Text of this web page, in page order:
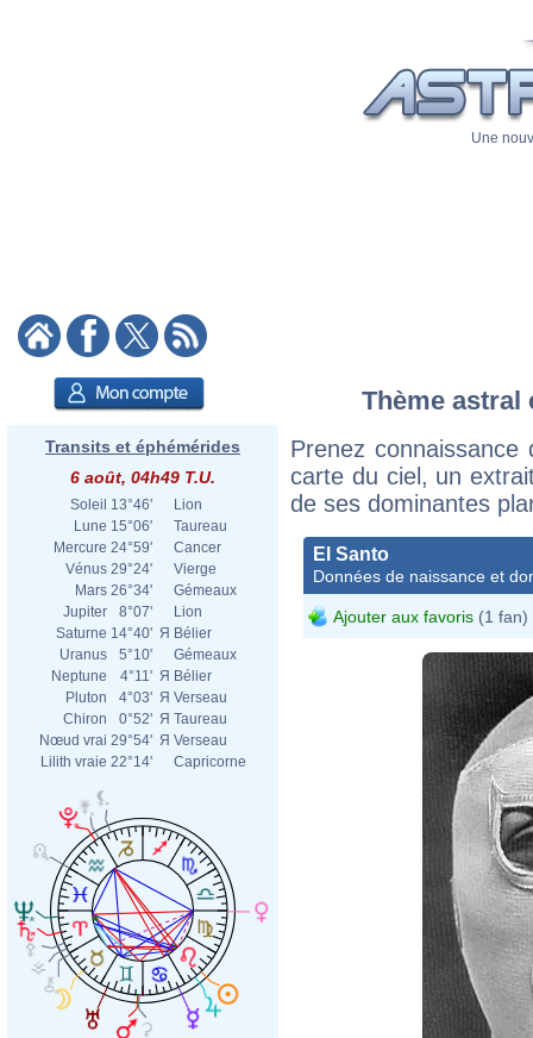
Une
Transits et éphémérides
6 août, 04h49 T.U.
Soleil 13°46'
Lion
Lune 15°06'
Taureau
Mercure 24°59'
Cancer
Vénus 29°24'
Vierge
Mars 26°34'
Gémeaux
Jupiter
8°07'
Lion
Saturne 14°40' Я Bélier
Uranus
5°10'
Gémeaux
Neptune
4°11' Я Bélier
Pluton
4°03' Я Verseau
Chiron
0°52' Я Taureau
Nœud vrai 29°54' Я Verseau
Lilith vraie 22°14' Capricorne
Thème astral
Prenez
carte du ciel, un
de ses dominantes
El Santo
Données de naissance et
Ajouter aux favoris (1 fan)